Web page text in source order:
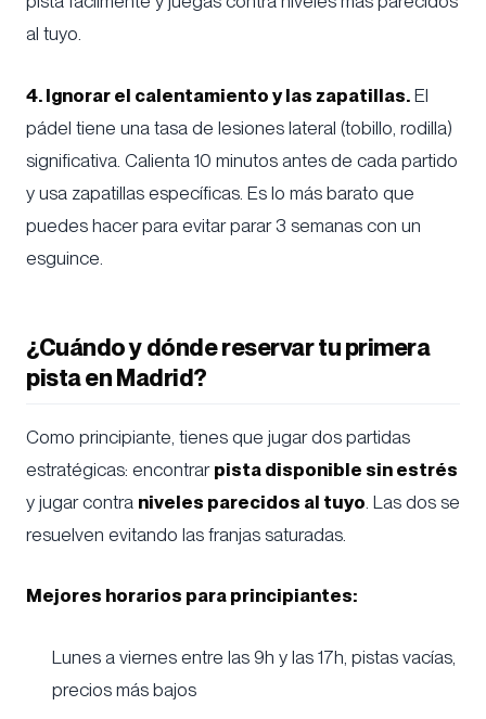
al tuyo.
4. Ignorar el calentamiento y las zapatillas. El
pádel tiene una tasa de lesiones lateral (tobillo, rodilla)
significativa. Calienta 10 minutos antes de cada partido
y usa zapatillas específicas. Es lo más barato que
puedes hacer para evitar parar 3 semanas con un
esguince.
¿Cuándo y dónde reservar tu primera
pista en Madrid?
Como principiante, tienes que jugar dos partidas
estratégicas: encontrar pista disponible sin estrés
y jugar contra niveles parecidos al tuyo . Las dos se
resuelven evitando las franjas saturadas.
Mejores horarios para principiantes:
Lunes a viernes entre las 9h y las 17h, pistas vacías,
precios más bajos